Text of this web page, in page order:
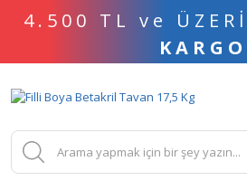
4.500 TL ve ÜZERİ
KARGO